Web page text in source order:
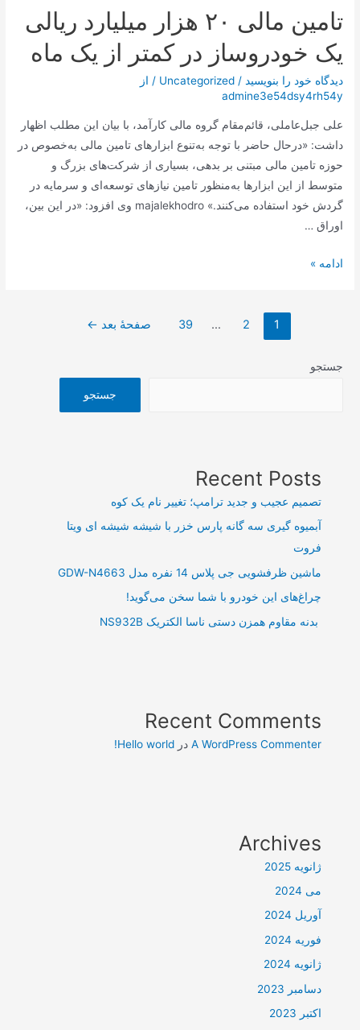
Page
SEO)
تامین مالی ۲۰ هزار میلیارد ریالی
یک خودروساز در کمتر از یک ماه
دیدگاه‌ خود را بنویسید /
Uncategorized / از
admine3e54dsy4rh54y
علی جبل‌عاملی، قائم‌مقام گروه مالی کارآمد، با بیان این مطلب اظهار
داشت: «درحال ‌حاضر با توجه به‌تنوع ابزارهای تامین مالی به‌خصوص در
حوزه تامین مالی مبتنی بر بدهی، بسیاری از شرکت‌های بزرگ و
متوسط از این ابزارها به‌منظور تامین نیازهای توسعه‌ای و سرمایه در
گردش خود استفاده می‌کنند.» majalekhodro وی افزود: «در این بین،
اوراق …
تامین
ریالی
ادامه »
1
2
…
39 صفحهٔ بعد ←
جستجو
جستجو
Recent Posts
تصمیم عجیب و جدید ترامپ؛ تغییر نام یک کوه
آبمیوه گیری سه گانه پارس خزر با شیشه شیشه ای ویتا
فروت
ماشین ظرفشویی جی پلاس 14 نفره مدل GDW-N4663
چراغ‌های این خودرو با شما سخن می‌گوید!
بدنه مقاوم همزن دستی ناسا الکتریک NS932B
Recent Comments
A WordPress Commenter درHello world!
Archives
ژانویه 2025
می 2024
آوریل 2024
فوریه 2024
ژانویه 2024
دسامبر 2023
اکتبر 2023